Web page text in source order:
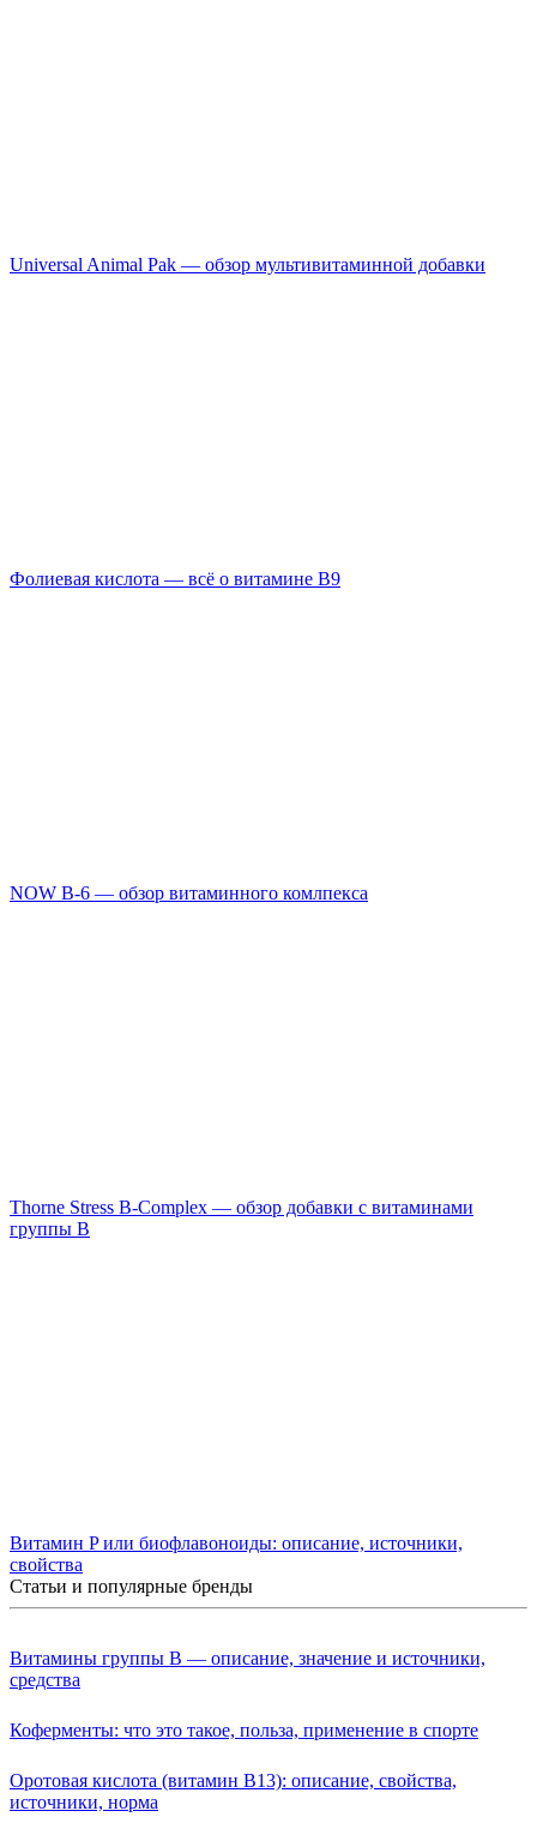
Universal Animal Pak — обзор мультивитаминной добавки
Фолиевая кислота — всё о витамине B9
NOW B-6 — обзор витаминного комлпекса
Thorne Stress B-Complex — обзор добавки с витаминами
группы B
Витамин P или биофлавоноиды: описание, источники,
свойства
Статьи и популярные бренды
Витамины группы B — описание, значение и источники,
средства
Коферменты: что это такое, польза, применение в спорте
Оротовая кислота (витамин B13): описание, свойства,
источники, норма